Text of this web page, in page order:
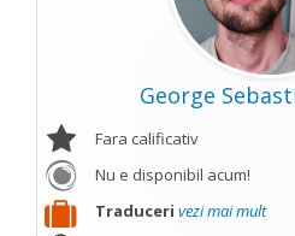
George
Fara calificativ
Nu e disponibil acum!
Traduceri vezi mai mult